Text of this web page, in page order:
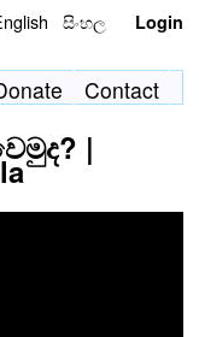
සිංහල Login
Contact
|